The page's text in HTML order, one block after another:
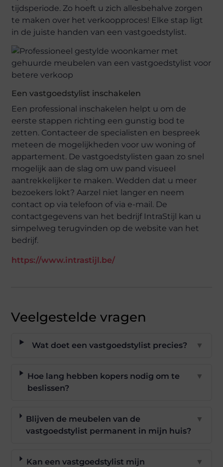
tijdsperiode. Zo hoeft u zich allesbehalve zorgen
te maken over het verkoopproces! Elke stap ligt
in de juiste handen van een vastgoedstylist.
Een vastgoedstylist inschakelen
Een professional inschakelen helpt u om de
eerste stappen richting een gunstig bod te
zetten. Contacteer de specialisten en bespreek
meteen de mogelijkheden voor uw woning of
appartement. De vastgoedstylisten gaan zo snel
mogelijk aan de slag om uw pand visueel
aantrekkelijker te maken. Wedden dat u meer
bezoekers lokt? Aarzel niet langer en neem
contact op via telefoon of via e-mail. De
contactgegevens van het bedrijf IntraStijl kan u
simpelweg terugvinden op de website van het
bedrijf.
https://www.intrastijl.be/
Veelgestelde vragen
Wat doet een vastgoedstylist precies? ▼
Hoe lang hebben kopers nodig om te
beslissen?
▼
Blijven de meubelen van de
vastgoedstylist permanent in mijn huis?
▼
Kan een vastgoedstylist mijn
▼